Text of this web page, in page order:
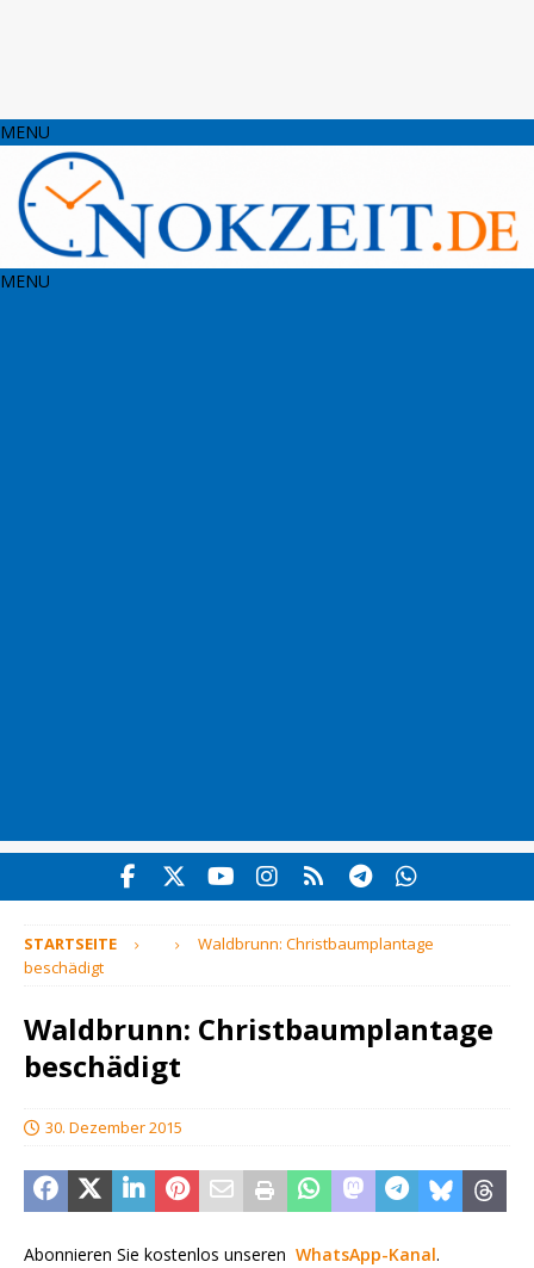
MENU
MENU
STARTSEITE
Waldbrunn: Christbaumplantage
beschädigt
Waldbrunn: Christbaumplantage
beschädigt
30. Dezember 2015
Abonnieren Sie kostenlos unseren WhatsApp-Kanal.